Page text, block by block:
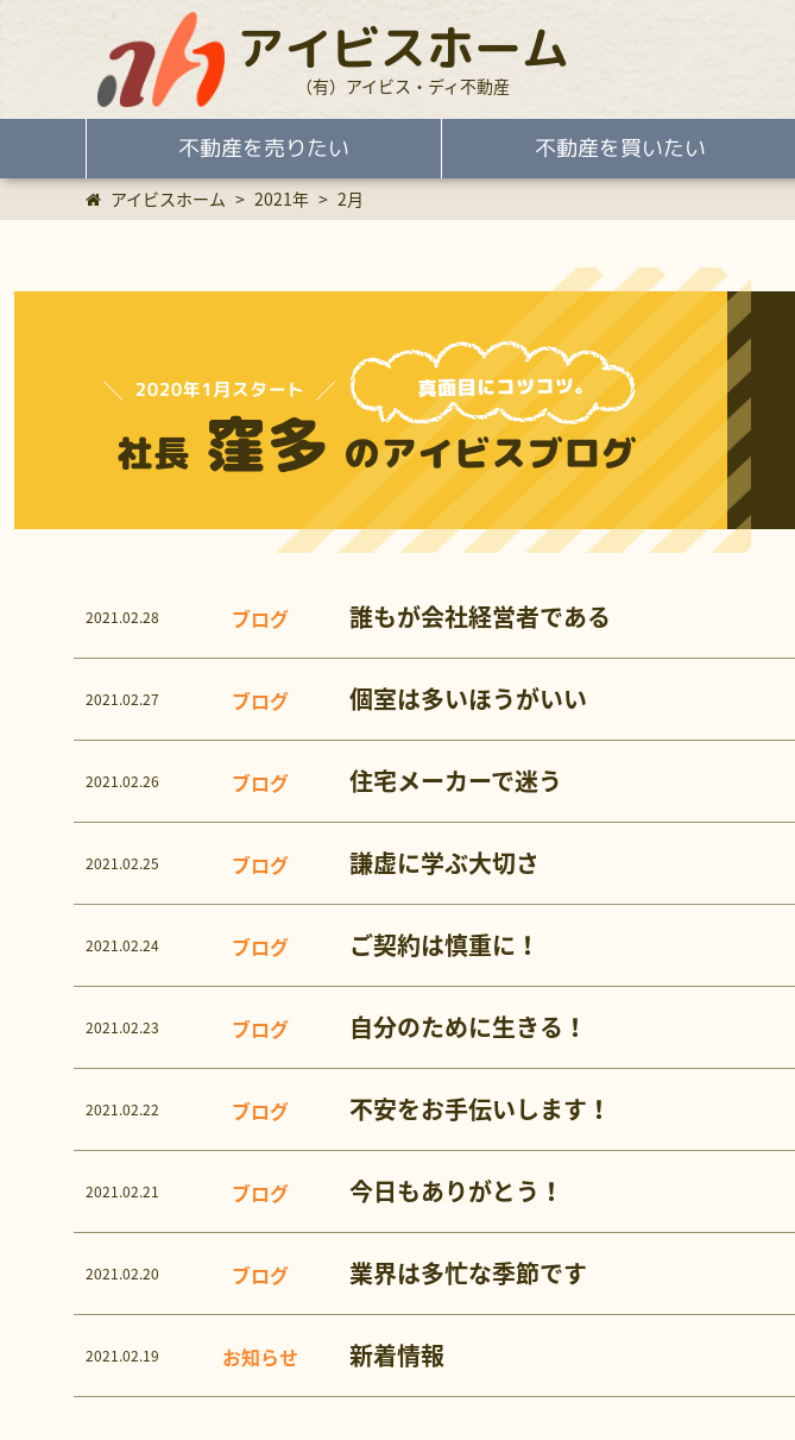
アイビスホーム
（有）アイビス・ディ不動産
不動産を売りたい 不動産を買いたい
アイビスホーム > 2021年 > 2月
2021.02.28 ブログ 誰もが会社経営者である
2021.02.27 ブログ 個室は多いほうがいい
2021.02.26 ブログ 住宅メーカーで迷う
2021.02.25 ブログ 謙虚に学ぶ大切さ
2021.02.24 ブログ ご契約は慎重に！
2021.02.23 ブログ 自分のために生きる！
2021.02.22 ブログ 不安をお手伝いします！
2021.02.21 ブログ 今日もありがとう！
2021.02.20 ブログ 業界は多忙な季節です
2021.02.19 お知らせ 新着情報